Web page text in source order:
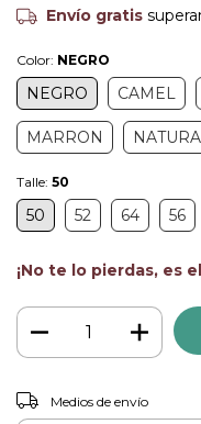
Envío gratis
Color: NEGRO
NEGRO CAMEL
MARRON
Talle: 50
50 52 64 56
¡No te lo pierdas, es
Entregas para el CP:
Medios de envío